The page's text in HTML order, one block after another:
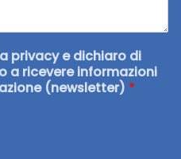
privacy e dichiaro di
a ricevere informazioni
(newsletter) *